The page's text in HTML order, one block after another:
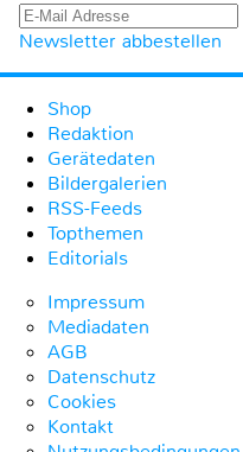
Newsletter abbestellen
Shop
Redaktion
Gerätedaten
Bildergalerien
RSS-Feeds
Topthemen
Editorials
Impressum
Mediadaten
AGB
Datenschutz
Cookies
Kontakt